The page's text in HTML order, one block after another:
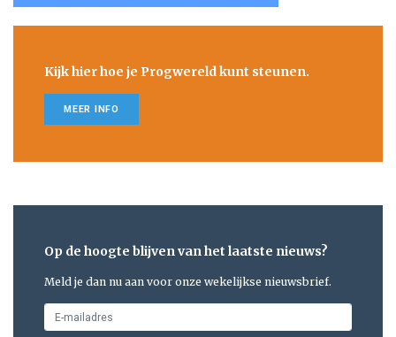
Kijk hier hoe je Progwereld kunt steunen.
MEER INFO
Op de hoogte blijven van het laatste nieuws?
Meld je dan nu aan voor onze wekelijkse nieuwsbrief.